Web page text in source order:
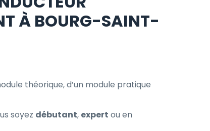
À BOURG-SAINT-
théorique, d’un module pratique
soyez débutant, expert ou en